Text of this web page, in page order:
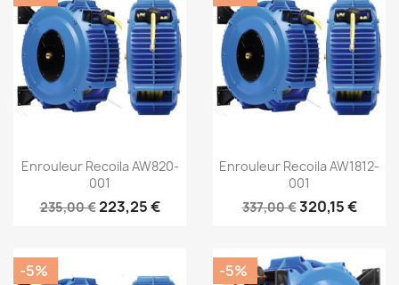
Aperçu rapide
Enrouleur Recoila AW820-
001
235,00 €223,25 €
Aperçu rapide
Enrouleur Recoila AW1812-
001
337,00 €320,15 €
-5% -5%